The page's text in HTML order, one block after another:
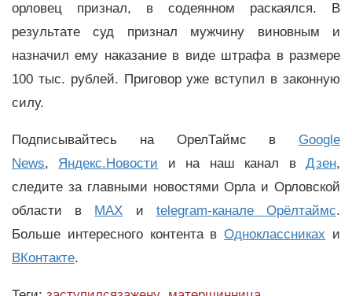
орловец признал, в содеянном раскаялся. В
результате суд признал мужчину виновным и
назначил ему наказание в виде штрафа в размере
100 тыс. рублей. Приговор уже вступил в законную
силу.
Подписывайтесь на ОрелТаймс в Google
News, Яндекс.Новости и на наш канал вДзен,
следите за главными новостями Орла и Орловской
области в MAX и telegram-канале Орёлтаймс.
Больше интересного контента вОдноклассниках и
ВКонтакте.